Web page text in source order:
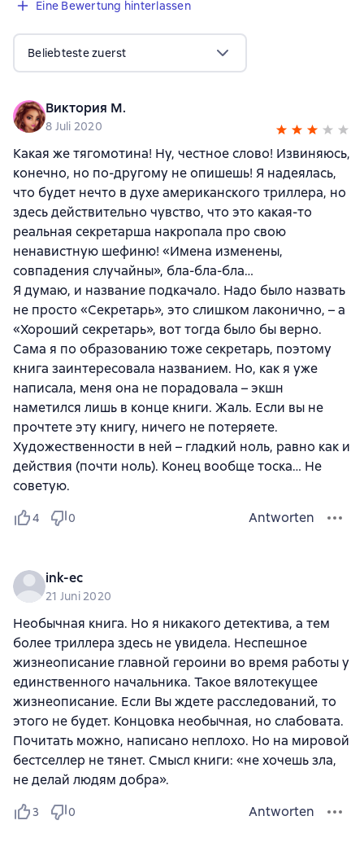
Eine Bewertung hinterlassen
Beliebteste zuerst
Виктория М.
8 Juli 2020
Какая же тягомотина! Ну, честное слово! Извиняюсь,
конечно, но по-другому не опишешь! Я надеялась,
что будет нечто в духе американского триллера, но
здесь действительно чувство, что это какая-то
реальная секретарша накропала про свою
ненавистную шефиню! «Имена изменены,
совпадения случайны», бла-бла-бла…
Я думаю, и название подкачало. Надо было назвать
не просто «Секретарь», это слишком лаконично, – а
«Хороший секретарь», вот тогда было бы верно.
Сама я по образованию тоже секретарь, поэтому
книга заинтересовала названием. Но, как я уже
написала, меня она не порадовала – экшн
наметился лишь в конце книги. Жаль. Если вы не
прочтете эту книгу, ничего не потеряете.
Художественности в ней – гладкий ноль, равно как и
действия (почти ноль). Конец вообще тоска… Не
советую.
4 0 Antworten
ink-ec
21 Juni 2020
Необычная книга. Но я никакого детектива, а тем
более триллера здесь не увидела. Неспешное
жизнеописание главной героини во время работы у
единственного начальника. Такое вялотекущее
жизнеописание. Если Вы ждете расследований, то
этого не будет. Концовка необычная, но слабовата.
Почитать можно, написано неплохо. Но на мировой
бестселлер не тянет. Смысл книги: «не хочешь зла,
не делай людям добра».
3 0 Antworten